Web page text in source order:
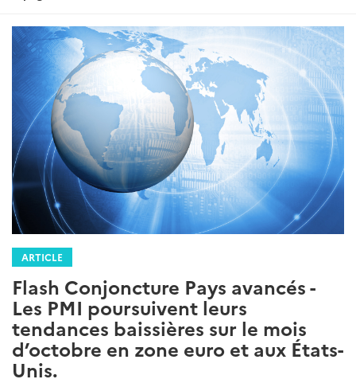
ARTICLE
Flash Conjoncture Pays avancés -
Les PMI poursuivent leurs
tendances baissières sur le mois
d’octobre en zone euro et aux États-
Unis.